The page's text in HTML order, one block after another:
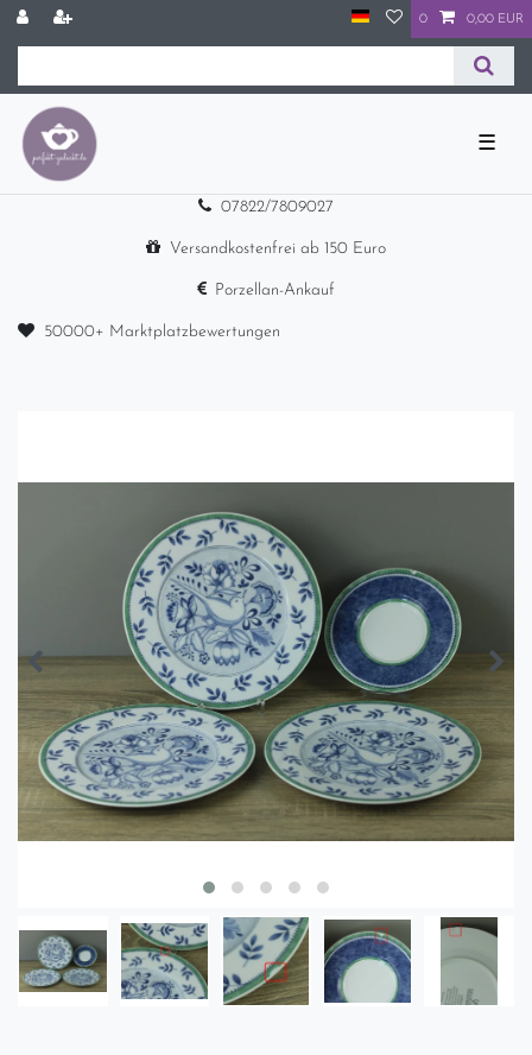
0 0,00 EUR
☰
07822/7809027
Versandkostenfrei ab 150 Euro
Porzellan-Ankauf
50000+ Marktplatzbewertungen